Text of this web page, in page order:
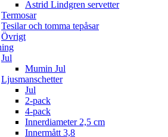
Astrid Lindgren servetter
Termosar
Tesilar och tomma tepåsar
Övrigt
Jul
Mumin Jul
Ljusmanschetter
Jul
2-pack
4-pack
Innerdiameter 2,5 cm
Innermått 3,8